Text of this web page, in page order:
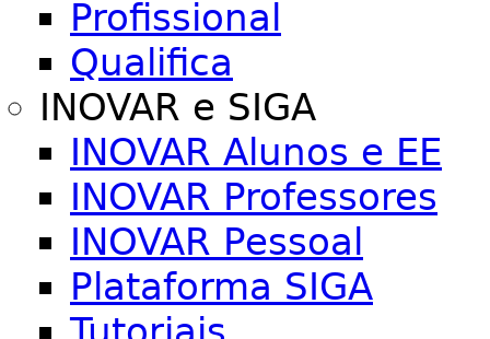
Profissional
Qualifica
INOVAR e SIGA
INOVAR Alunos e EE
INOVAR Professores
INOVAR Pessoal
Plataforma SIGA